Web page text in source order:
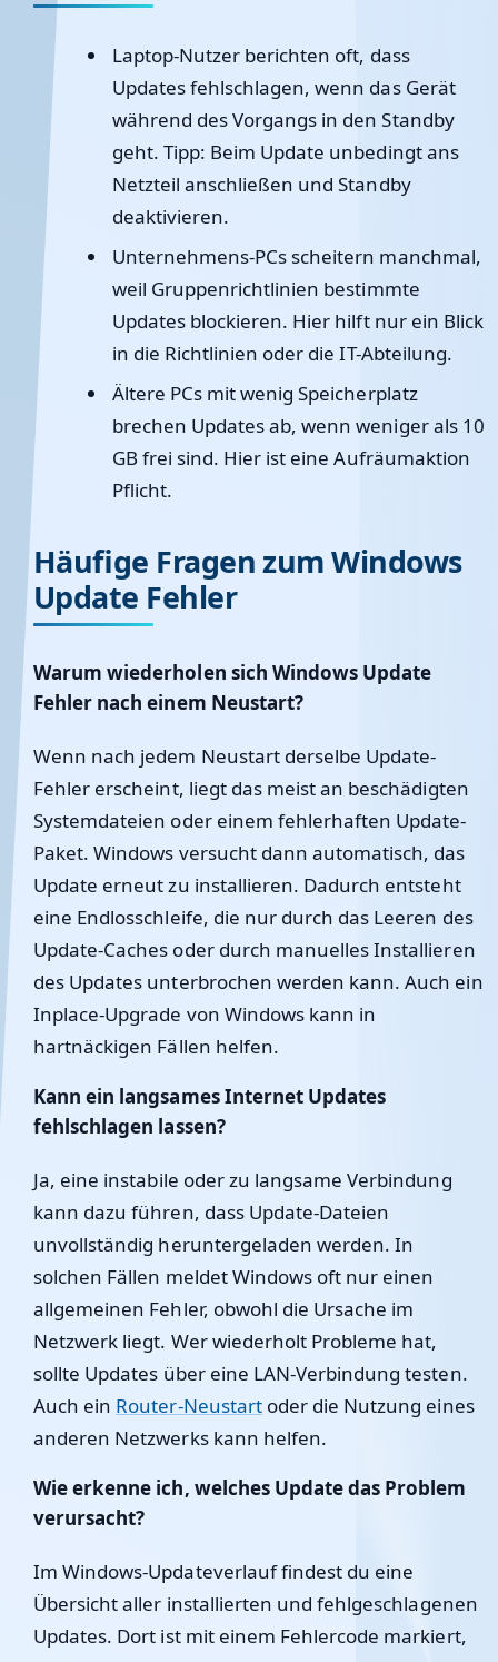
Laptop-Nutzer berichten oft, dass
Updates fehlschlagen, wenn das Gerät
während des Vorgangs in den Standby
geht. Tipp: Beim Update unbedingt ans
Netzteil anschließen und Standby
deaktivieren.
Unternehmens-PCs scheitern manchmal,
weil Gruppenrichtlinien bestimmte
Updates blockieren. Hier hilft nur ein Blick
in die Richtlinien oder die IT-Abteilung.
Ältere PCsmit wenig Speicherplatz
brechen Updates ab, wenn weniger als 10
GB frei sind. Hier ist eine Aufräumaktion
Pflicht.
Häufige Fragen zum Windows
Update Fehler
Warum wiederholen sich Windows Update
Fehler nach einem Neustart?
Wenn nach jedem Neustart derselbe Update-
Fehler erscheint, liegt das meist an beschädigten
Systemdateien oder einem fehlerhaften Update-
Paket. Windows versucht dann automatisch, das
Update erneut zu installieren. Dadurch entsteht
eine Endlosschleife, die nur durch das Leeren des
Update-Caches oder durch manuelles Installieren
des Updates unterbrochen werden kann. Auch ein
Inplace-Upgrade von Windows kann in
hartnäckigen Fällen helfen.
Kann ein langsames Internet Updates
fehlschlagen lassen?
Ja, eine instabile oder zu langsame Verbindung
kann dazu führen, dass Update-Dateien
unvollständig heruntergeladen werden. In
solchen Fällen meldet Windows oft nur einen
allgemeinen Fehler, obwohl die Ursache im
Netzwerk liegt. Wer wiederholt Probleme hat,
sollte Updates über eine LAN-Verbindung testen.
Auch ein Router-Neustartoder die Nutzung eines
anderen Netzwerks kann helfen.
Wie erkenne ich, welches Update das Problem
verursacht?
Im Windows-Updateverlauf findest du eine
Übersicht aller installierten und fehlgeschlagenen
Updates. Dort ist mit einem Fehlercode markiert,